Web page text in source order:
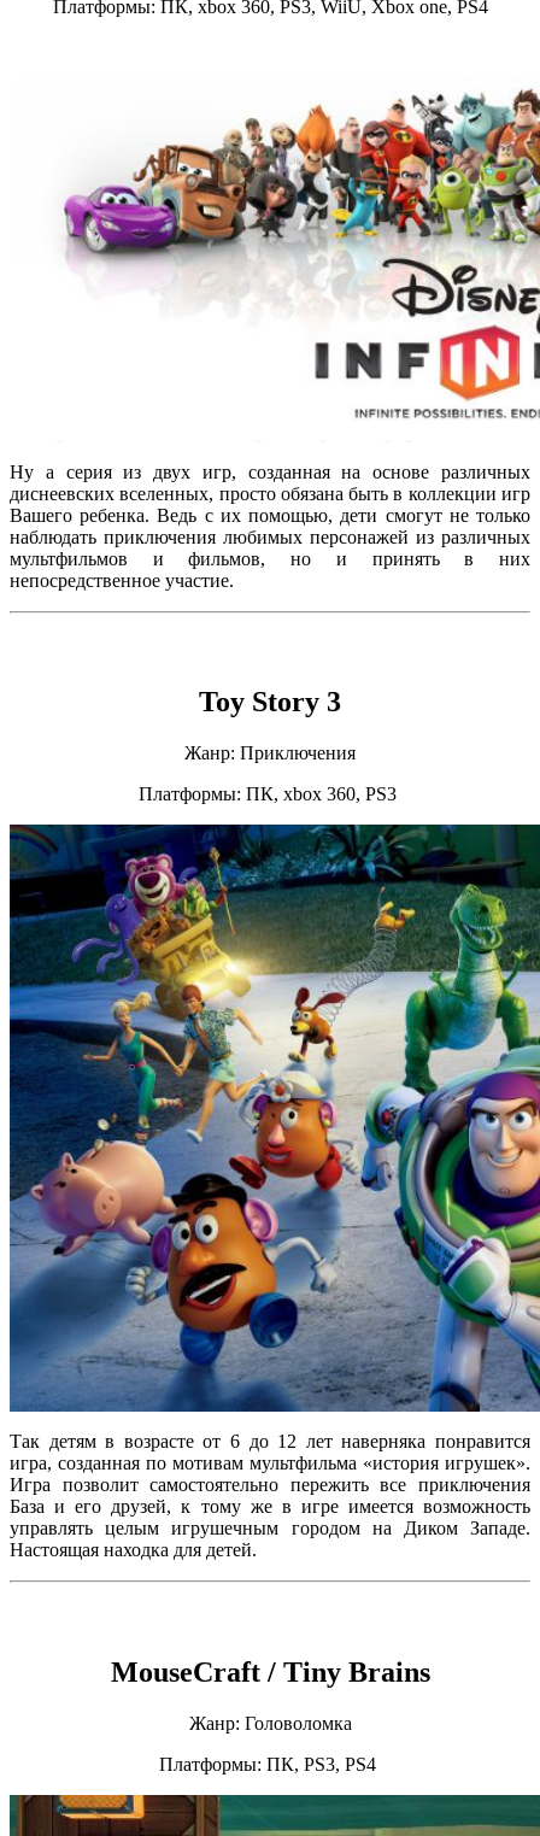
Платформы: ПК, xbox 360, PS3, WiiU, Xbox one, PS4
Ну а серия из двух игр, созданная на основе различных
диснеевских вселенных, просто обязана быть в коллекции игр
Вашего ребенка. Ведь с их помощью, дети смогут не только
наблюдать приключения любимых персонажей из различных
мультфильмов и фильмов, но и принять в них
непосредственное участие.
Toy Story 3
Жанр: Приключения
Платформы: ПК, xbox 360, PS3
Так детям в возрасте от 6 до 12 лет наверняка понравится
игра, созданная по мотивам мультфильма «история игрушек».
Игра позволит самостоятельно пережить все приключения
База и его друзей, к тому же в игре имеется возможность
управлять целым игрушечным городом на Диком Западе.
Настоящая находка для детей.
MouseCraft / Tiny Brains
Жанр: Головоломка
Платформы: ПК, PS3, PS4